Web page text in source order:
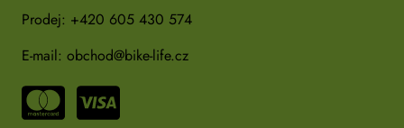
Prodej: +420 605 430 574
E-mail: obchod@bike-life.cz